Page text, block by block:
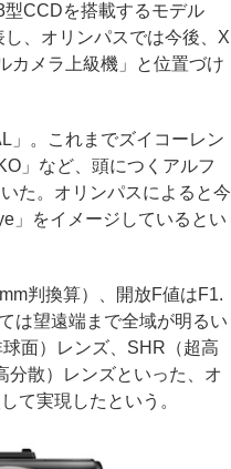
CCDを搭載するモデル
、オリンパスでは今後、X
カメラ上級機」と位置づけ
」。これまでズイコーレン
」など、頭につくアルフ
た。オリンパスによると今
」をイメージしているとい
判換算）、開放F値はF1.
は望遠端まで全域が明るい
面）レンズ、SHR（超高
分散）レンズといった、オ
て実現したという。